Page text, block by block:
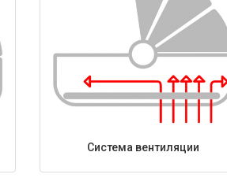
Система вентиляции